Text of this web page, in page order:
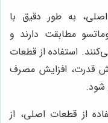
به طور دقیق با
مطابقت دارند و
استفاده از قطعات
قدرت، افزایش مصرف
شود.
از قطعات اصلی، از